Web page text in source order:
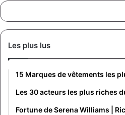
Les plus lus
15 Marques de vêtements les
Les 30 acteurs les plus riches
Fortune de Serena Williams |